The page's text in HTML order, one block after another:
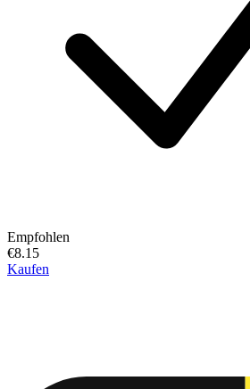
Empfohlen
€8.15
Kaufen